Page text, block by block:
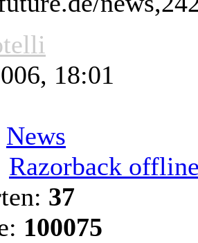
18:01
News
Razorback
37
100075